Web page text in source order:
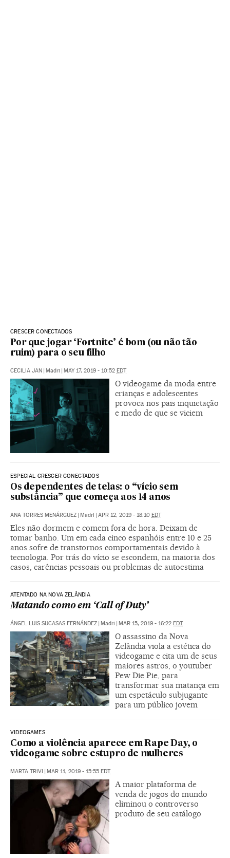
CRESCER CONECTADOS
Por que jogar ‘Fortnite’ é bom (ou não tão
ruim) para o seu filho
CECILIA JAN | Madri | MAY 17, 2019 - 10:52 EDT
O videogame da moda entre
crianças e adolescentes
provoca nos pais inquietação
e medo de que se viciem
ESPECIAL CRESCER CONECTADOS
Os dependentes de telas: o “vício sem
substância” que começa aos 14 anos
ANA TORRES MENÁRGUEZ | Madri | APR 12, 2019 - 18:10 EDT
Eles não dormem e comem fora de hora. Deixam de
tomar banho. Um em cada cinco espanhóis entre 10 e 25
anos sofre de transtornos comportamentais devido à
tecnologia. Por trás do vício se escondem, na maioria dos
casos, carências pessoais ou problemas de autoestima
ATENTADO NA NOVA ZELÂNDIA
Matando como em ‘Call of Duty’
ÁNGEL LUIS SUCASAS FERNÁNDEZ | Madri | MAR 15, 2019 - 16:22 EDT
O assassino da Nova
Zelândia viola a estética do
videogame e cita um de seus
maiores astros, o youtuber
Pew Die Pie, para
transformar sua matança em
um espetáculo subjugante
para um público jovem
VIDEOGAMES
Como a violência aparece em Rape Day, o
videogame sobre estupro de mulheres
MARTA TRIVI | MAR 11, 2019 - 15:55 EDT
A maior plataforma de
venda de jogos do mundo
eliminou o controverso
produto de seu catálogo